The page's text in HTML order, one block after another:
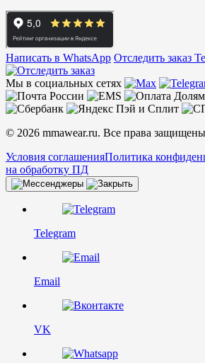
Написать в WhatsApp Отследить заказ
Мы в социальных сетях
© 2026 mmawear.ru. Все права
Условия соглашенияПолитика
на обработку ПД
Telegram
Email
VK